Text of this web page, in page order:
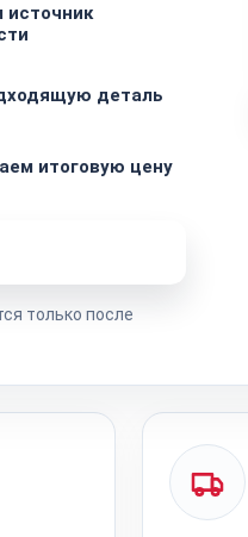
источник
деталь
итоговую цену
только после